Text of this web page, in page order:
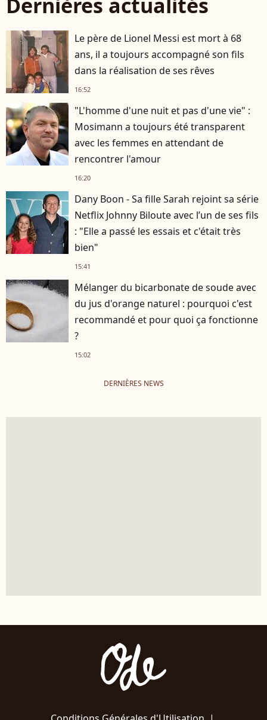
Dernières actualités
Le père de Lionel Messi est mort à 68
ans, il a toujours accompagné son fils
dans la réalisation de ses rêves
16:52
"L'homme d'une nuit et pas d'une vie" :
Mosimann a toujours été transparent
avec les femmes en attendant de
rencontrer l'amour
16:20
Dany Boon - Sa fille Sarah rejoint sa série
Netflix Johnny Biloute avec l’un de ses fils
: "Elle a passé les essais et c'était très
bien"
15:41
Mélanger du bicarbonate de soude avec
du jus d'orange naturel : pourquoi c'est
recommandé et pour quoi ça fonctionne
?
15:02
DERNIÈRES NEWS